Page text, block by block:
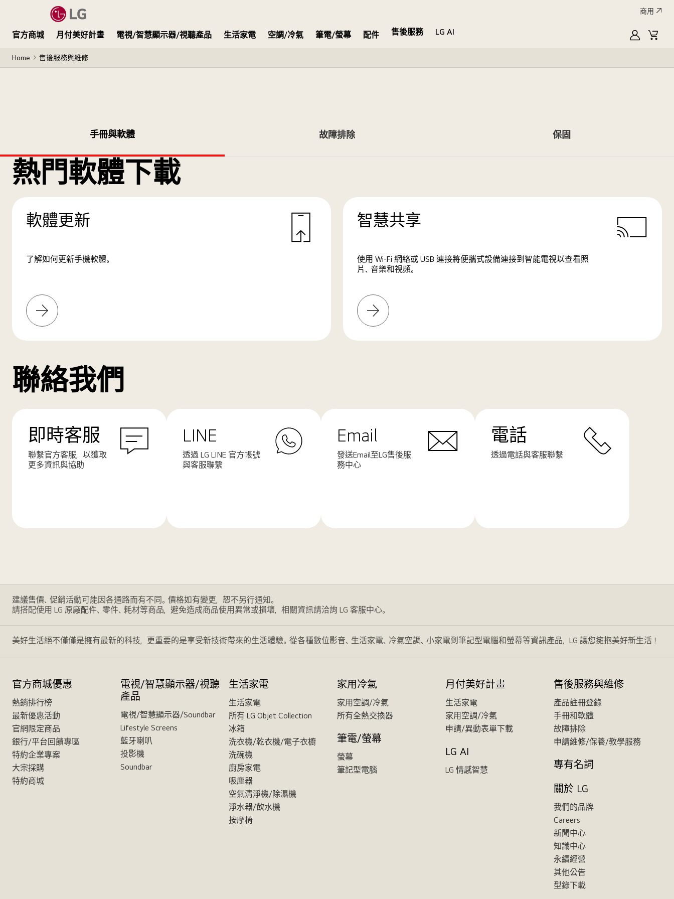
商用
官方商城 月付美好計畫 電視/智慧顯示器/視聽產品 生活家電 空調/冷氣 筆電/螢幕 配件 售後服務
LG AI
MyLG購
Home 售後服務與維修
手冊與軟體 故障排除 保固
熱門軟體下載
軟體更新
了解如何更新手機軟體。
解
更
智慧共享
使用 Wi-Fi 網絡或 USB 連接將便攜式設備連接到智能電視以查看照
片、音樂和視頻。
解
更
聯絡我們
即時客服
聯繫官方客服，以獲取
更多資訊與協助
LINE
透過 LG LINE 官方帳號
與客服聯繫
Email
發送Email至LG售後服
務中心
電話
透過電話與客服聯繫
建議售價、促銷活動可能因各通路而有不同。價格如有變更，恕不另行通知。
請搭配使用 LG 原廠配件、零件、耗材等商品，避免造成商品使用異常或損壞，相關資訊請洽詢 LG 客服中心。
美好生活絕不僅僅是擁有最新的科技，更重要的是享受新技術帶來的生活體驗。從各種數位影音、生活家電、冷氣空調、小家電到筆記型電腦和螢幕等資訊產品，LG 讓您擁抱美好新生活！
官方商城優惠
熱銷排行榜
最新優惠活動
官網限定商品
銀行/平台回饋專區
特約企業專案
大宗採購
特約商城
電視/智慧顯示器/視聽
產品
電視/智慧顯示器/Soundbar
Lifestyle Screens
藍牙喇叭
投影機
Soundbar
生活家電
生活家電
所有 LG Objet Collection
冰箱
洗衣機/乾衣機/電子衣櫥
洗碗機
廚房家電
吸塵器
空氣清淨機/除濕機
淨水器/飲水機
按摩椅
家用冷氣
家用空調/冷氣
所有全熱交換器
筆電/螢幕
螢幕
筆記型電腦
月付美好計畫
生活家電
家用空調/冷氣
申請/異動表單下載
LG AI
LG 情感智慧
售後服務與維修
產品註冊登錄
手冊和軟體
故障排除
申請維修/保養/教學服務
專有名詞
關於 LG
我們的品牌
Careers
新聞中心
知識中心
永續經營
其他公告
型錄下載